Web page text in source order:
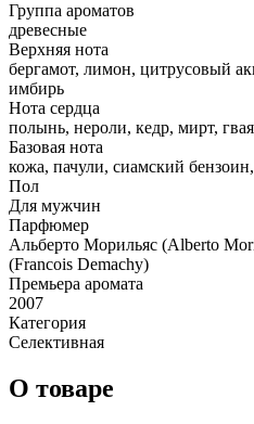
Группа ароматов
древесные
Верхняя нота
бергамот, лимон, цитрусовый
имбирь
Нота сердца
полынь, нероли, кедр, мирт,
Базовая нота
кожа, пачули, сиамский
Пол
Для мужчин
Парфюмер
Альберто Морильяс (Alberto
(Francois Demachy)
Премьера аромата
2007
Категория
Селективная
О товаре